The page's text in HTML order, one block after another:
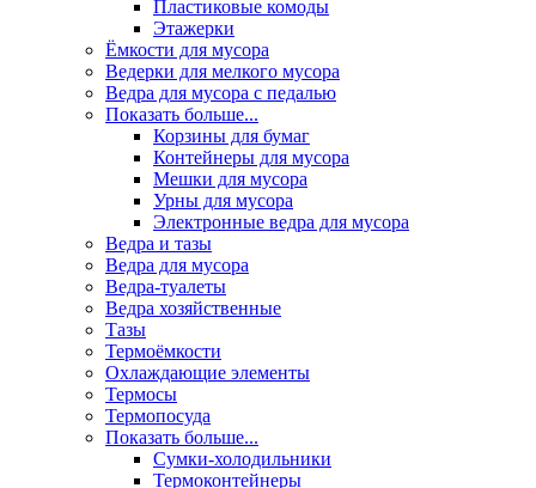
Пластиковые комоды
Этажерки
Ёмкости для мусора
Ведерки для мелкого мусора
Ведра для мусора с педалью
Показать больше...
Корзины для бумаг
Контейнеры для мусора
Мешки для мусора
Урны для мусора
Электронные ведра для мусора
Ведра и тазы
Ведра для мусора
Ведра-туалеты
Ведра хозяйственные
Тазы
Термоёмкости
Охлаждающие элементы
Термосы
Термопосуда
Показать больше...
Сумки-холодильники
Термоконтейнеры